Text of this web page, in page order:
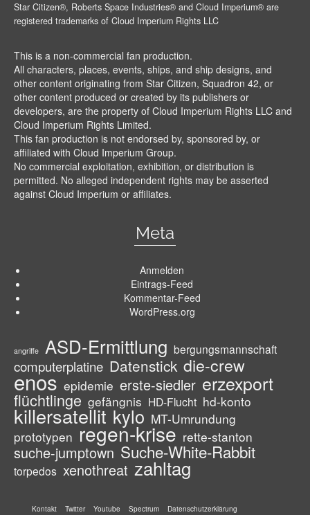
Star Citizen®, Roberts Space Industries® and Cloud Imperium® are
registered trademarks of Cloud Imperium Rights LLC
This is a non-commercial fan production.
All characters, places, events, ships, and ship designs, and
other content originating from Star Citizen, Squadron 42, or
other content produced or created by its publishers or
developers, are the property of Cloud Imperium Rights LLC and
Cloud Imperium Rights Limited.
This fan production is not endorsed by, sponsored by, or
affiliated with Cloud Imperium Group.
No commercial exploitation, exhibition, or distribution is
permitted. No alleged independent rights may be asserted
against Cloud Imperium or affiliates.
Meta
Anmelden
Eintrags-Feed
Kommentar-Feed
WordPress.org
angriffe ASD-Ermittlung bergungsmannschaft
computerplatine Datenstick die-crew
enos epidemie erste-siedler erzexport
flüchtlinge gefängnis HD-Flucht hd-konto
killersatellit kylo MT-Umrundung
prototypen regen-krise rette-stanton
suche-jumptown Suche-White-Rabbit
torpedos xenothreat zahltag
Kontakt Twitter Youtube Spectrum Datenschutzerklärung